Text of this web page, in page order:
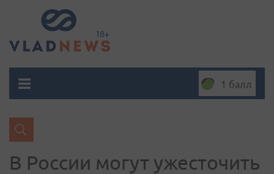
1 балл
В России могут ужесточить